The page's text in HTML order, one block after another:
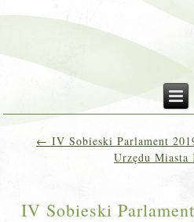
← IV Sobieski Parlament
Urzędu Miasta
IV Sobieski